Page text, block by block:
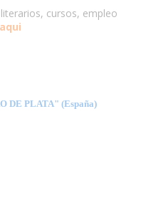
cursos, empleo
DE PLATA" (España)